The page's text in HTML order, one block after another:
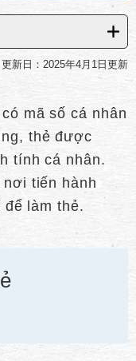
更新日：2025年4月1日更新
mã số cá nhân
thẻ được
tính cá nhân.
nơi tiến hành
làm thẻ.